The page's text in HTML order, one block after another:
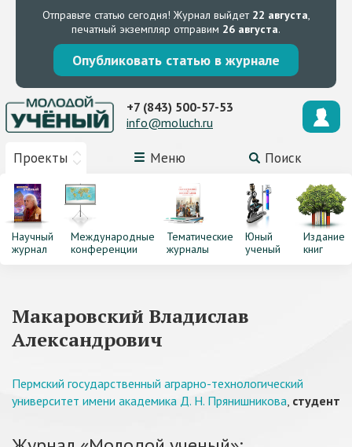
Отправьте статью сегодня! Журнал выйдет 22 августа,
печатный экземпляр отправим 26 августа.
Опубликовать статью в журнале
Проекты Меню Поиск
+7 (843) 500-57-53
info@moluch.ru
Научный
журнал
Международные
конференции
Тематические
журналы
Юный
ученый
Издание
книг
Макаровский Владислав
Александрович
Пермский государственный аграрно-технологический
университет имени академика Д. Н. Прянишникова, студент